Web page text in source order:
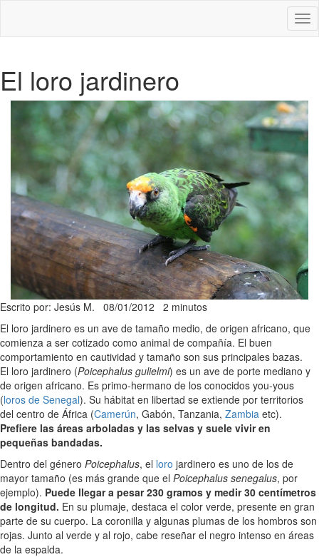
El loro jardinero
Escrito por: Jesús M. 08/01/2012 2 minutos
El loro jardinero es un ave de tamaño medio, de origen africano, que
comienza a ser cotizado como animal de compañía. El buen
comportamiento en cautividad y tamaño son sus principales bazas.
El loro jardinero (Poicephalus gulielmi) es un ave de porte mediano y
de origen africano. Es primo-hermano de los conocidos you-yous
(loros de Senegal). Su hábitat en libertad se extiende por territorios
del centro de África (Camerún, Gabón, Tanzania, Zambia etc).
Prefiere las áreas arboladas y las selvas y suele vivir en
pequeñas bandadas.
Dentro del género Poicephalus, el loro jardinero es uno de los de
mayor tamaño (es más grande que el Poicephalus senegalus, por
ejemplo). Puede llegar a pesar 230 gramos y medir 30 centímetros
de longitud. En su plumaje, destaca el color verde, presente en gran
parte de su cuerpo. La coronilla y algunas plumas de los hombros son
rojas. Junto al verde y al rojo, cabe reseñar el negro intenso en áreas
de la espalda.